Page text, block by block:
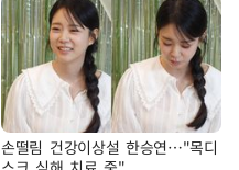
손떨림 건강이상설 한승연…"목디